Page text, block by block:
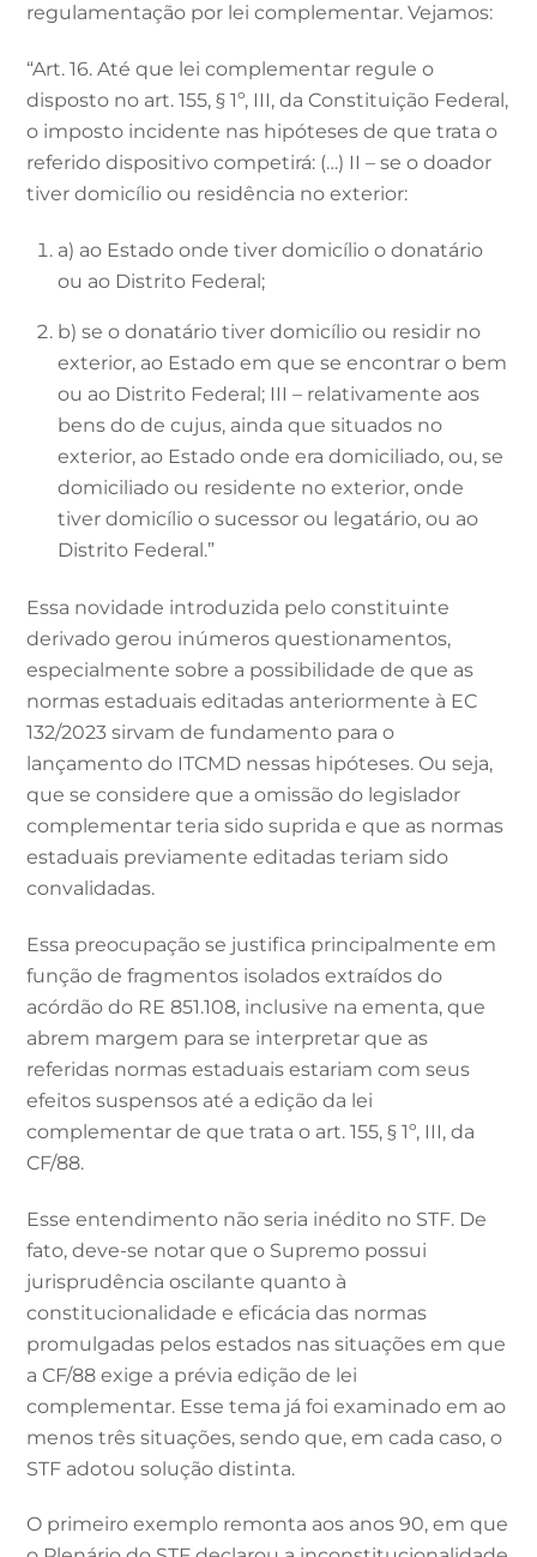
regulamentação por lei complementar. Vejamos:
“Art. 16. Até que lei complementar regule o
disposto no art. 155, § 1º, III, da Constituição Federal,
o imposto incidente nas hipóteses de que trata o
referido dispositivo competirá: (…) II – se o doador
tiver domicílio ou residência no exterior:
a) ao Estado onde tiver domicílio o donatário
ou ao Distrito Federal;
b) se o donatário tiver domicílio ou residir no
exterior, ao Estado em que se encontrar o bem
ou ao Distrito Federal; III – relativamente aos
bens do de cujus, ainda que situados no
exterior, ao Estado onde era domiciliado, ou, se
domiciliado ou residente no exterior, onde
tiver domicílio o sucessor ou legatário, ou ao
Distrito Federal.”
Essa novidade introduzida pelo constituinte
derivado gerou inúmeros questionamentos,
especialmente sobre a possibilidade de que as
normas estaduais editadas anteriormente à EC
132/2023 sirvam de fundamento para o
lançamento do ITCMD nessas hipóteses. Ou seja,
que se considere que a omissão do legislador
complementar teria sido suprida e que as normas
estaduais previamente editadas teriam sido
convalidadas.
Essa preocupação se justifica principalmente em
função de fragmentos isolados extraídos do
acórdão do RE 851.108, inclusive na ementa, que
abrem margem para se interpretar que as
referidas normas estaduais estariam com seus
efeitos suspensos até a edição da lei
complementar de que trata o art. 155, § 1º, III, da
CF/88.
Esse entendimento não seria inédito no STF. De
fato, deve-se notar que o Supremo possui
jurisprudência oscilante quanto à
constitucionalidade e eficácia das normas
promulgadas pelos estados nas situações em que
a CF/88 exige a prévia edição de lei
complementar. Esse tema já foi examinado em ao
menos três situações, sendo que, em cada caso, o
STF adotou solução distinta.
O primeiro exemplo remonta aos anos 90, em que